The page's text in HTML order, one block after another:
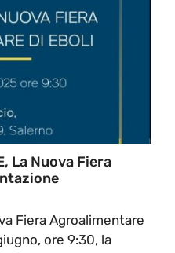
La Nuova Fiera
Fiera Agroalimentare
ore 9:30, la